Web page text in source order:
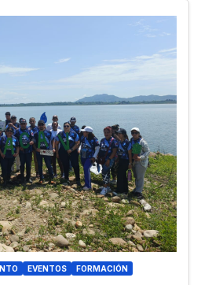
EVENTOS
FORMACIÓN